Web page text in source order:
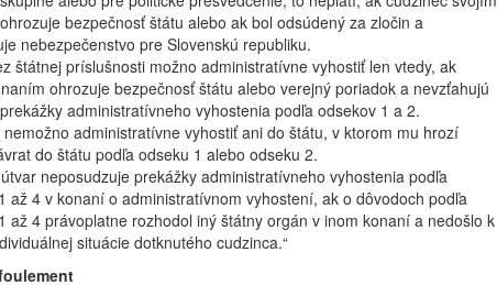
bezpečnosť štátu alebo ak bol odsúdený za zločin a
nebezpečenstvo pre Slovenskú republiku.
štátnej príslušnosti možno administratívne vyhostiť len vtedy, ak
ohrozuje bezpečnosť štátu alebo verejný poriadok a nevzťahujú
administratívneho vyhostenia podľa odsekov 1 a 2.
nemožno administratívne vyhostiť ani do štátu, v ktorom mu hrozí
do štátu podľa odseku 1 alebo odseku 2.
neposudzuje prekážky administratívneho vyhostenia podľa
až 4 v konaní o administratívnom vyhostení, ak o dôvodoch podľa
až 4 právoplatne rozhodol iný štátny orgán v inom konaní a nedošlo k
situácie dotknutého cudzinca.“